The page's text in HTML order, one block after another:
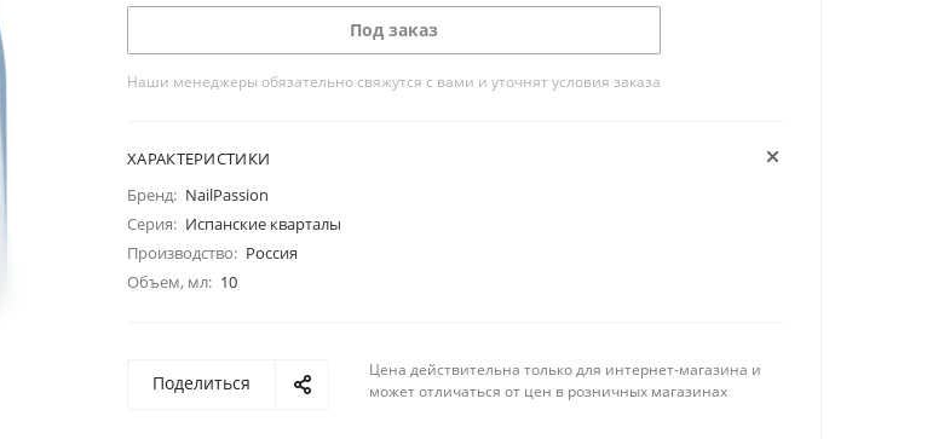
Под заказ
Наши менеджеры обязательно свяжутся с вами и уточнят условия заказа
ХАРАКТЕРИСТИКИ
Бренд: NailPassion
Серия: Испанские кварталы
Производство: Россия
Объем, мл: 10
Поделиться
Цена действительна только для интернет-магазина и
может отличаться от цен в розничных магазинах